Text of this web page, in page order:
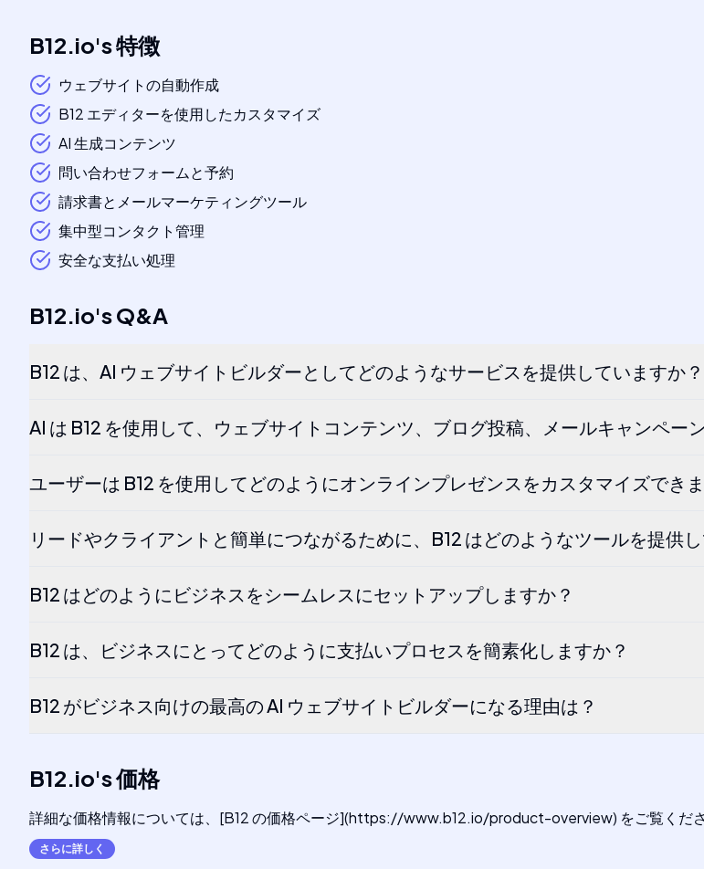
B12.io's特徴
ウェブサイトの自動作成
B12 エディターを使用したカスタマイズ
AI 生成コンテンツ
問い合わせフォームと予約
請求書とメールマーケティングツール
集中型コンタクト管理
安全な支払い処理
B12.io'sQ&A
B12 は、AI ウェブサイトビルダーとしてどのようなサービスを提供していますか？
AI は B12 を使用して、ウェブサイトコンテンツ、ブログ投稿、メールキャンペー
ユーザーは B12 を使用してどのようにオンラインプレゼンスをカスタマイズでき
リードやクライアントと簡単につながるために、B12 はどのようなツールを提供
B12 はどのようにビジネスをシームレスにセットアップしますか？
B12 は、ビジネスにとってどのように支払いプロセスを簡素化しますか？
B12 がビジネス向けの最高の AI ウェブサイトビルダーになる理由は？
B12.io's価格
詳細な価格情報については、[B12 の価格ページ](https://www.b12.io/product-overview) をご覧くださ
さらに詳しく